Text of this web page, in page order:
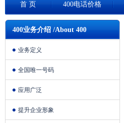
首 页 400电话价格
400业务介绍 /About 400
业务定义
全国唯一号码
应用广泛
提升企业形象